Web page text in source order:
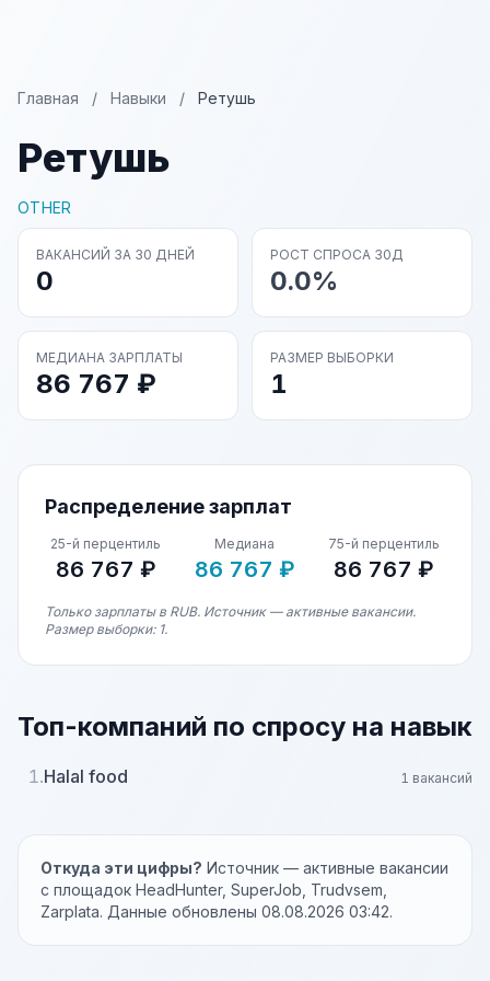
Главная / Навыки / Ретушь
Ретушь
OTHER
ВАКАНСИЙ ЗА 30 ДНЕЙ
0
РОСТ СПРОСА 30Д
0.0%
МЕДИАНА ЗАРПЛАТЫ
86 767 ₽
РАЗМЕР ВЫБОРКИ
1
Распределение зарплат
25-й перцентиль
86 767 ₽
Медиана
86 767 ₽
75-й перцентиль
86 767 ₽
Только зарплаты в RUB. Источник — активные вакансии.
Размер выборки: 1.
Топ-компаний по спросу на навык
1.Halal food 1 вакансий
Откуда эти цифры? Источник — активные вакансии
с площадок HeadHunter, SuperJob, Trudvsem,
Zarplata. Данные обновлены 08.08.2026 03:42.